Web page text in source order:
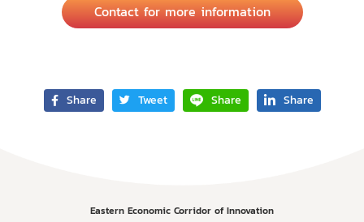
Contact for more information
Share Tweet Share Share
Eastern Economic Corridor of Innovation